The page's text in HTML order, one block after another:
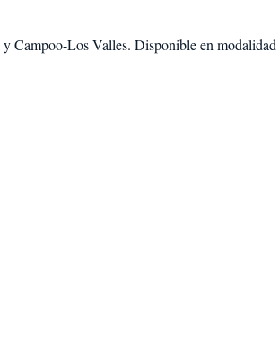
yCampoo-Los Valles. Disponible en modalidad